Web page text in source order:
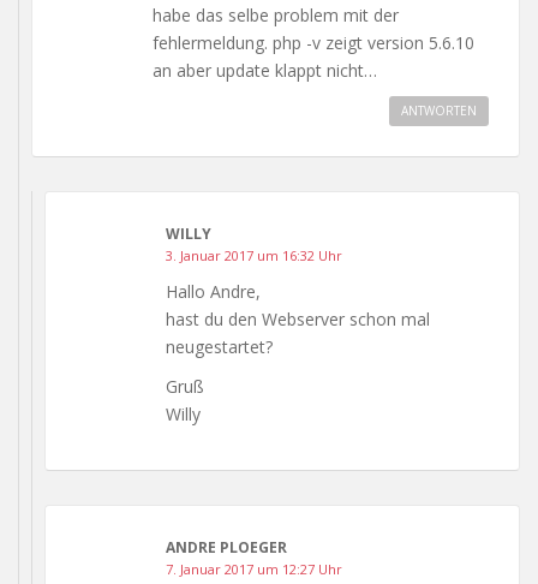
habe das selbe problem mit der
fehlermeldung. php -v zeigt version 5.6.10
an aber update klappt nicht…
ANTWORTEN
WILLY
3. Januar 2017 um 16:32 Uhr
Hallo Andre,
hast du den Webserver schon mal
neugestartet?
Gruß
Willy
ANDRE PLOEGER
7. Januar 2017 um 12:27 Uhr